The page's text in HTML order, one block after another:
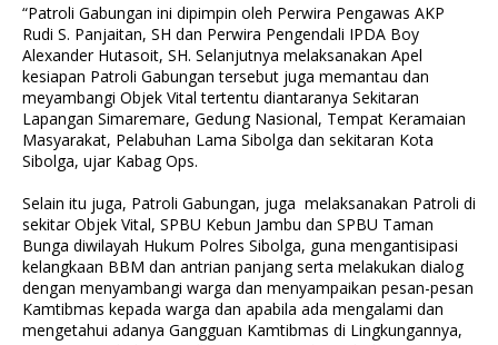
“Patroli Gabungan ini dipimpin oleh Perwira Pengawas AKP
Rudi S. Panjaitan, SH dan Perwira Pengendali IPDA Boy
Alexander Hutasoit, SH. Selanjutnya melaksanakan Apel
kesiapan Patroli Gabungan tersebut juga memantau dan
meyambangi Objek Vital tertentu diantaranya Sekitaran
Lapangan Simaremare, Gedung Nasional, Tempat Keramaian
Masyarakat, Pelabuhan Lama Sibolga dan sekitaran Kota
Sibolga, ujar Kabag Ops.
Selain itu juga, Patroli Gabungan, juga melaksanakan Patroli di
sekitar Objek Vital, SPBU Kebun Jambu dan SPBU Taman
Bunga diwilayah Hukum Polres Sibolga, guna mengantisipasi
kelangkaan BBM dan antrian panjang serta melakukan dialog
dengan menyambangi warga dan menyampaikan pesan-pesan
Kamtibmas kepada warga dan apabila ada mengalami dan
mengetahui adanya Gangguan Kamtibmas di Lingkungannya,